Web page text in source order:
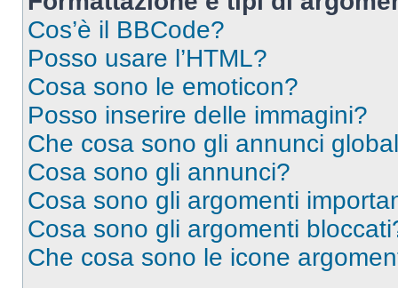
Cos’è il BBCode?
Posso usare l’HTML?
Cosa sono le emoticon?
Posso inserire delle immagini?
Che cosa sono gli annunci
Cosa sono gli annunci?
Cosa sono gli argomenti
Cosa sono gli argomenti
Che cosa sono le icone